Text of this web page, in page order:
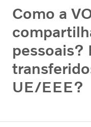
Como a
pessoais?
UE/EEE?